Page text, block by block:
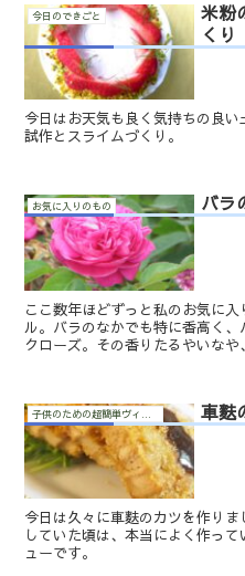
今日のできごと
米粉
くり
今日はお天気も良く気持ちの良
試作とスライムづくり。
お気に入りのもの バラ
ここ数年ほどずっと私のお気に
ル。バラのなかでも特に香高く
クローズ。その香りたるやいな
子供のための超簡単ヴィーガン料理 車麩
今日は久々に車麩のカツを作り
していた頃は、本当によく作っ
ューです。